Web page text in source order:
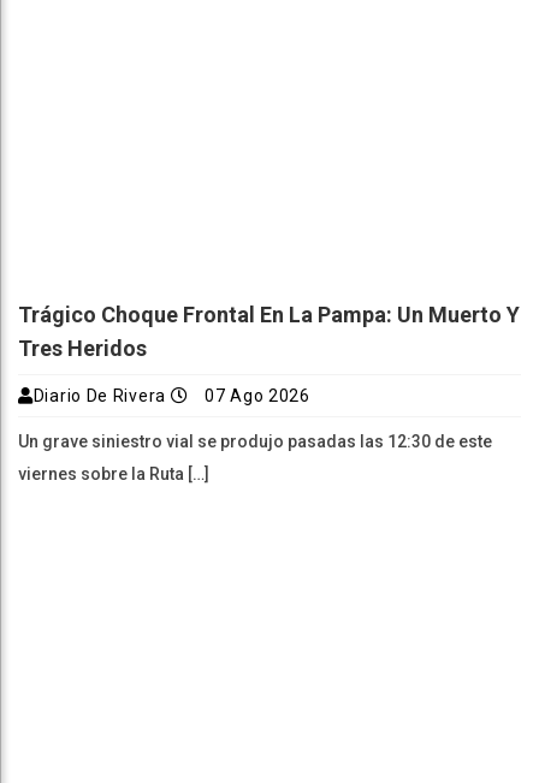
Trágico Choque Frontal En La Pampa: Un Muerto Y
Tres Heridos
Diario De Rivera 07 Ago 2026
Un grave siniestro vial se produjo pasadas las 12:30 de este
viernes sobre la Ruta […]